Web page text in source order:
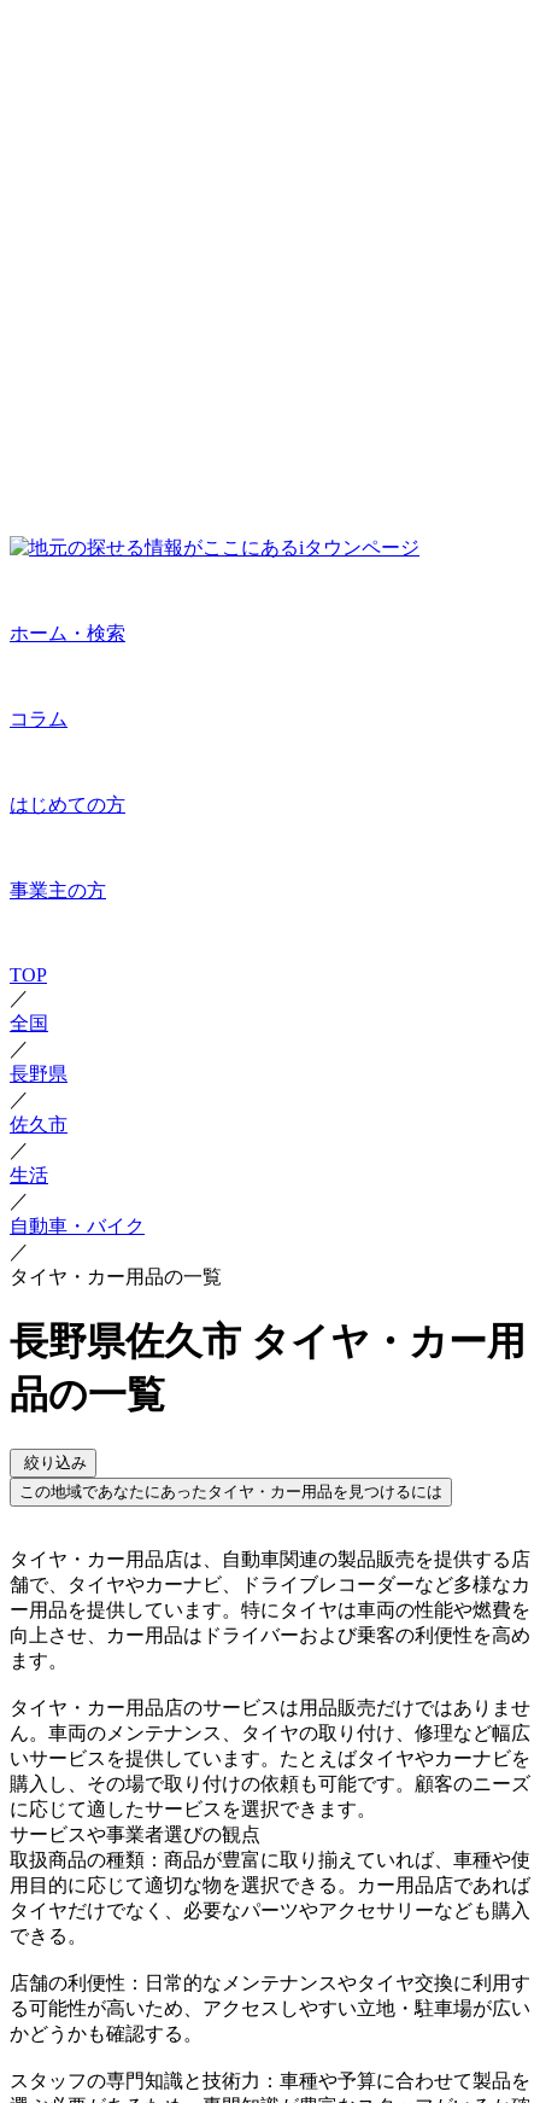
ホーム・検索
コラム
はじめての方
事業主の方
TOP
／
全国
／
長野県
／
佐久市
／
生活
／
自動車・バイク
／
タイヤ・カー用品の一覧
長野県佐久市 タイヤ・カー用
品の一覧
絞り込み
この地域であなたにあったタイヤ・カー用品を見つけるには
タイヤ・カー用品店は、自動車関連の製品販売を提供する店
舗で、タイヤやカーナビ、ドライブレコーダーなど多様なカ
ー用品を提供しています。特にタイヤは車両の性能や燃費を
向上させ、カー用品はドライバーおよび乗客の利便性を高め
ます。
タイヤ・カー用品店のサービスは用品販売だけではありませ
ん。車両のメンテナンス、タイヤの取り付け、修理など幅広
いサービスを提供しています。たとえばタイヤやカーナビを
購入し、その場で取り付けの依頼も可能です。顧客のニーズ
に応じて適したサービスを選択できます。
サービスや事業者選びの観点
取扱商品の種類：商品が豊富に取り揃えていれば、車種や使
用目的に応じて適切な物を選択できる。カー用品店であれば
タイヤだけでなく、必要なパーツやアクセサリーなども購入
できる。
店舗の利便性：日常的なメンテナンスやタイヤ交換に利用す
る可能性が高いため、アクセスしやすい立地・駐車場が広い
かどうかも確認する。
スタッフの専門知識と技術力：車種や予算に合わせて製品を